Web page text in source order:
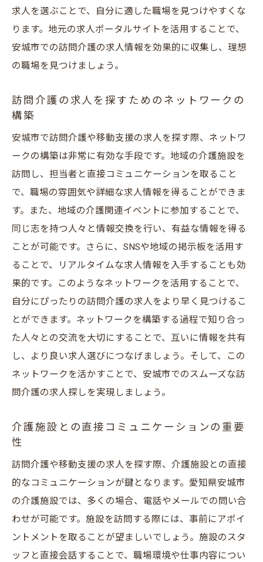
求人を選ぶことで、自分に適した職場を見つけやすくな
ります。地元の求人ポータルサイトを活用することで、
安城市での訪問介護の求人情報を効果的に収集し、理想
の職場を見つけましょう。
訪問介護の求人を探すためのネットワークの
構築
安城市で訪問介護や移動支援の求人を探す際、ネットワ
ークの構築は非常に有効な手段です。地域の介護施設を
訪問し、担当者と直接コミュニケーションを取ること
で、職場の雰囲気や詳細な求人情報を得ることができま
す。また、地域の介護関連イベントに参加することで、
同じ志を持つ人々と情報交換を行い、有益な情報を得る
ことが可能です。さらに、SNSや地域の掲示板を活用す
ることで、リアルタイムな求人情報を入手することも効
果的です。このようなネットワークを活用することで、
自分にぴったりの訪問介護の求人をより早く見つけるこ
とができます。ネットワークを構築する過程で知り合っ
た人々との交流を大切にすることで、互いに情報を共有
し、より良い求人選びにつなげましょう。そして、この
ネットワークを活かすことで、安城市でのスムーズな訪
問介護の求人探しを実現しましょう。
介護施設との直接コミュニケーションの重要
性
訪問介護や移動支援の求人を探す際、介護施設との直接
的なコミュニケーションが鍵となります。愛知県安城市
の介護施設では、多くの場合、電話やメールでの問い合
わせが可能です。施設を訪問する際には、事前にアポイ
ントメントを取ることが望ましいでしょう。施設のスタ
ッフと直接会話することで、職場環境や仕事内容につい